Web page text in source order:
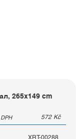
265x149 cm
572 Kč
XRT-00288